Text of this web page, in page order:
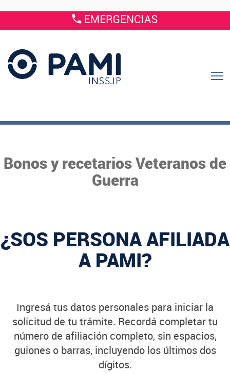
Bonos y recetarios Veteranos de
Guerra
¿SOS PERSONA AFILIADA
A PAMI?
Ingresá tus datos personales para iniciar la
solicitud de tu trámite. Recordá completar tu
número de afiliación completo, sin espacios,
guiones o barras, incluyendo los últimos dos
dígitos.